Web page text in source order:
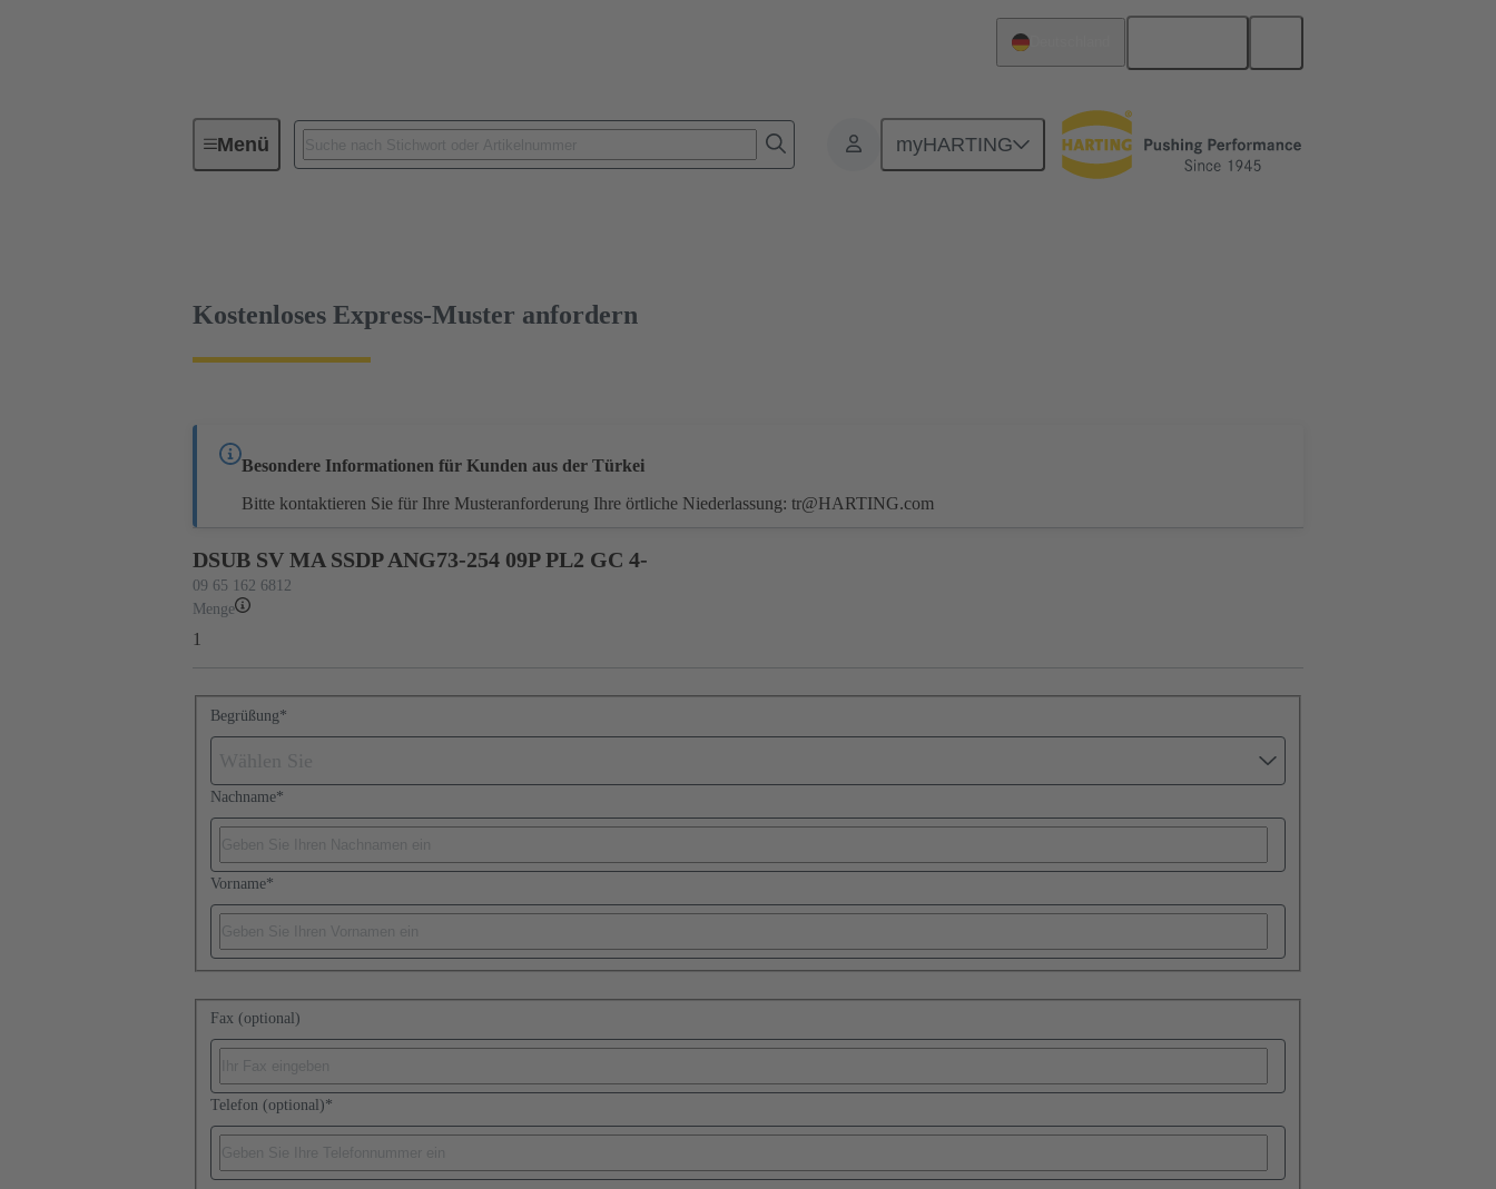
Menü myHARTING
Geräteanschlusstechnik Board-to-Board Steckverbinder Produkte Motherboard-to-Daughtercard Verbindungen
Kostenloses Express-Muster anfordern
Besondere Informationen für Kunden aus der Türkei
Bitte kontaktieren Sie für Ihre Musteranforderung Ihre örtliche Niederlassung: tr@HARTING.com
DSUB SV MA SSDP ANG73-254 09P PL2 GC 4-
09 65 162 6812
Menge
1
Begrüßung*
Nachname*
Vorname*
Fax (optional)
Telefon (optional)*